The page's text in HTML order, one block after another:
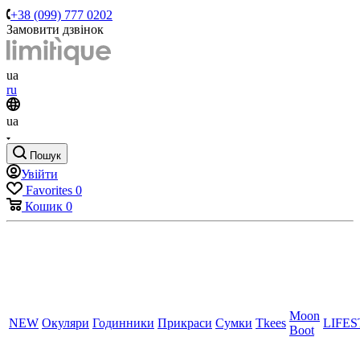
+38 (099) 777 0202
Замовити дзвінок
ua
ru
ua
Пошук
Увійти
Favorites 0
Кошик 0
NEW Окуляри Годинники Прикраси Сумки Tkees
Moon
Boot